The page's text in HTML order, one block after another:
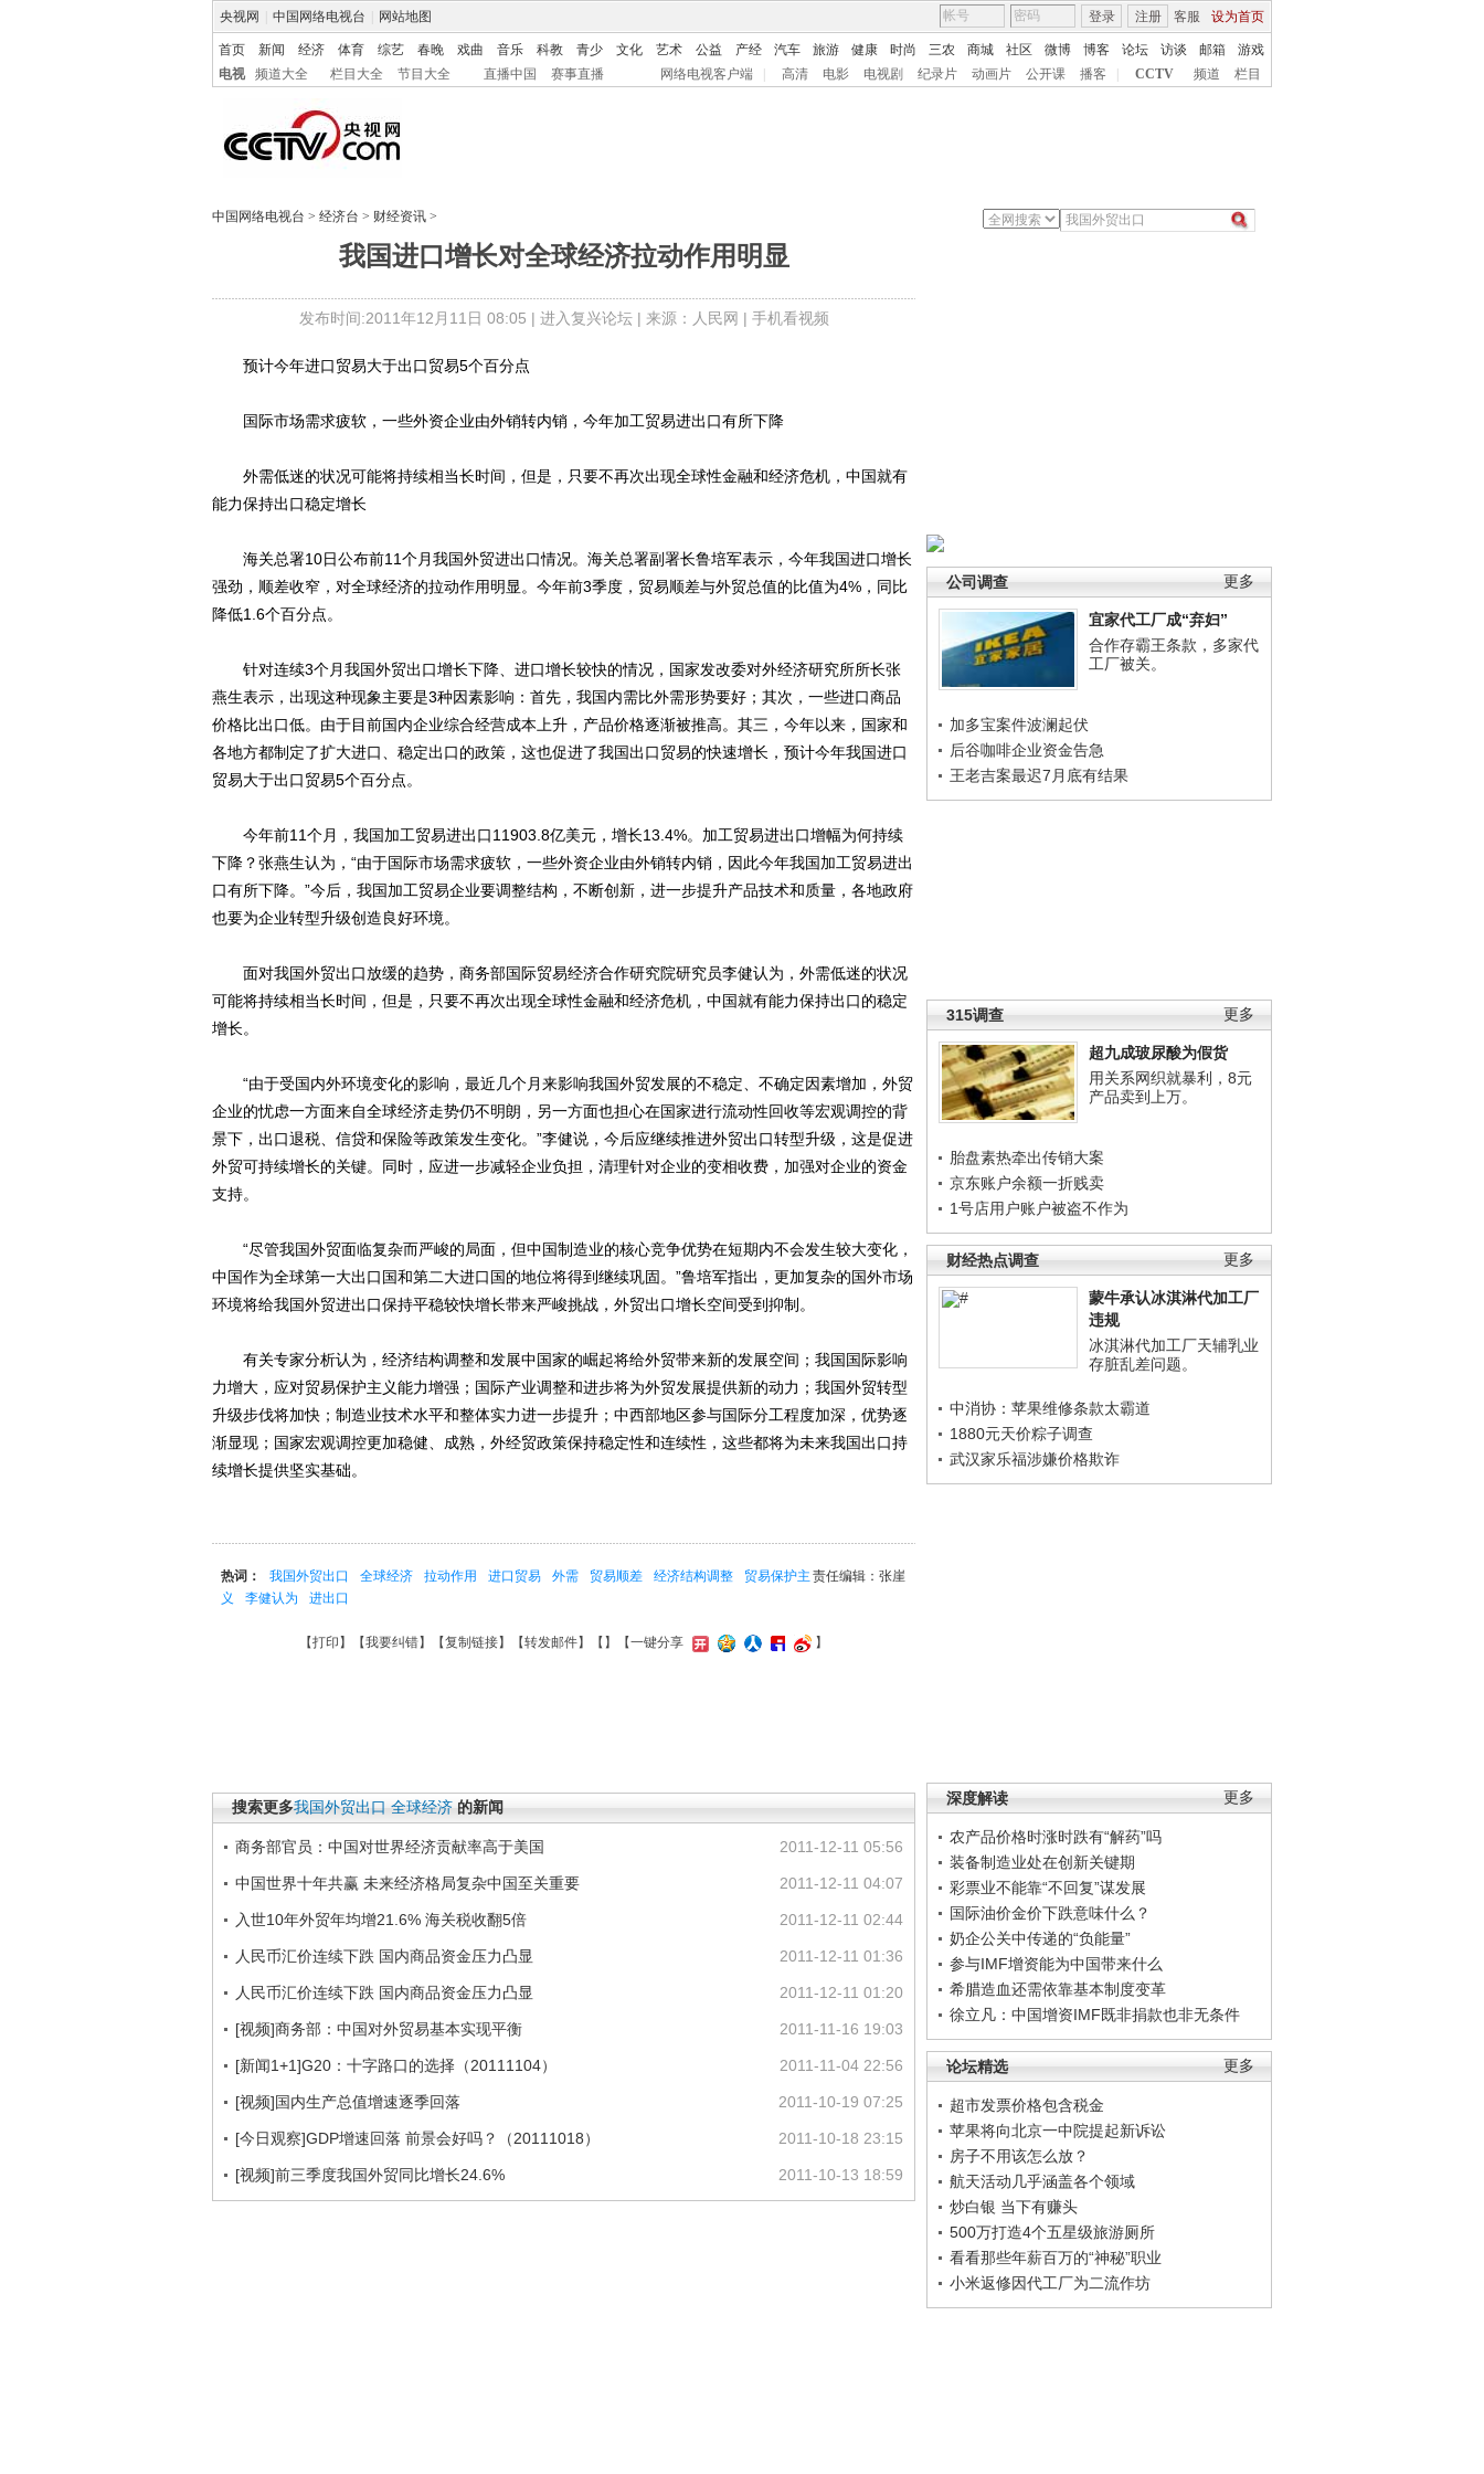
央视网 中国网络电视台 网站地图 客服 设为首页
登录 注册
首页 新闻 经济 体育 综艺 春晚 戏曲 音乐 科教 青少 文化 艺术 公益 产经 汽车 旅游 健康 时尚 三农 商城 社区 微博 博客 论坛 访谈 邮箱
游戏
电视
频道大全 栏目大全 节目大全 直播中国 赛事直播 网络电视客户端 高清 电影 电视剧 纪录片 动画片 公开课 播客 CCTV 频道 栏目
中国网络电视台 > 经济台 > 财经资讯 >
我国进口增长对全球经济拉动作用明显
发布时间:2011年12月11日 08:05 | 进入复兴论坛| 来源：人民网 | 手机看视频
更多
公司调查
宜家代工厂成“弃妇”
合作存霸王条款，多家代
工厂被关。
加多宝案件波澜起伏
后谷咖啡企业资金告急
王老吉案最迟7月底有结果
更多
315调查
超九成玻尿酸为假货
用关系网织就暴利，8元
产品卖到上万。
胎盘素热牵出传销大案
京东账户余额一折贱卖
1号店用户账户被盗不作为
更多
财经热点调查
蒙牛承认冰淇淋代加工厂
违规
冰淇淋代加工厂天辅乳业
存脏乱差问题。
中消协：苹果维修条款太霸道
1880元天价粽子调查
武汉家乐福涉嫌价格欺诈
更多
深度解读
农产品价格时涨时跌有“解药”吗
装备制造业处在创新关键期
彩票业不能靠“不回复”谋发展
国际油价金价下跌意味什么？
奶企公关中传递的“负能量”
参与IMF增资能为中国带来什么
希腊造血还需依靠基本制度变革
徐立凡：中国增资IMF既非捐款也非无条件
更多
论坛精选
超市发票价格包含税金
苹果将向北京一中院提起新诉讼
房子不用该怎么放？
航天活动几乎涵盖各个领域
炒白银 当下有赚头
500万打造4个五星级旅游厕所
看看那些年薪百万的“神秘”职业
小米返修因代工厂为二流作坊
预计今年进口贸易大于出口贸易5个百分点
国际市场需求疲软，一些外资企业由外销转内销，今年加工贸易进出口有所下降
外需低迷的状况可能将持续相当长时间，但是，只要不再次出现全球性金融和经济危机，中国就有
能力保持出口稳定增长
海关总署10日公布前11个月我国外贸进出口情况。海关总署副署长鲁培军表示，今年我国进口增长
强劲，顺差收窄，对全球经济的拉动作用明显。今年前3季度，贸易顺差与外贸总值的比值为4%，同比
降低1.6个百分点。
针对连续3个月我国外贸出口增长下降、进口增长较快的情况，国家发改委对外经济研究所所长张
燕生表示，出现这种现象主要是3种因素影响：首先，我国内需比外需形势要好；其次，一些进口商品
价格比出口低。由于目前国内企业综合经营成本上升，产品价格逐渐被推高。其三，今年以来，国家和
各地方都制定了扩大进口、稳定出口的政策，这也促进了我国出口贸易的快速增长，预计今年我国进口
贸易大于出口贸易5个百分点。
今年前11个月，我国加工贸易进出口11903.8亿美元，增长13.4%。加工贸易进出口增幅为何持续
下降？张燕生认为，“由于国际市场需求疲软，一些外资企业由外销转内销，因此今年我国加工贸易进出
口有所下降。”今后，我国加工贸易企业要调整结构，不断创新，进一步提升产品技术和质量，各地政府
也要为企业转型升级创造良好环境。
面对我国外贸出口放缓的趋势，商务部国际贸易经济合作研究院研究员李健认为，外需低迷的状况
可能将持续相当长时间，但是，只要不再次出现全球性金融和经济危机，中国就有能力保持出口的稳定
增长。
“由于受国内外环境变化的影响，最近几个月来影响我国外贸发展的不稳定、不确定因素增加，外贸
企业的忧虑一方面来自全球经济走势仍不明朗，另一方面也担心在国家进行流动性回收等宏观调控的背
景下，出口退税、信贷和保险等政策发生变化。”李健说，今后应继续推进外贸出口转型升级，这是促进
外贸可持续增长的关键。同时，应进一步减轻企业负担，清理针对企业的变相收费，加强对企业的资金
支持。
“尽管我国外贸面临复杂而严峻的局面，但中国制造业的核心竞争优势在短期内不会发生较大变化，
中国作为全球第一大出口国和第二大进口国的地位将得到继续巩固。”鲁培军指出，更加复杂的国外市场
环境将给我国外贸进出口保持平稳较快增长带来严峻挑战，外贸出口增长空间受到抑制。
有关专家分析认为，经济结构调整和发展中国家的崛起将给外贸带来新的发展空间；我国国际影响
力增大，应对贸易保护主义能力增强；国际产业调整和进步将为外贸发展提供新的动力；我国外贸转型
升级步伐将加快；制造业技术水平和整体实力进一步提升；中西部地区参与国际分工程度加深，优势逐
渐显现；国家宏观调控更加稳健、成熟，外经贸政策保持稳定性和连续性，这些都将为未来我国出口持
续增长提供坚实基础。
责任编辑：张崖
热词： 我国外贸出口 全球经济 拉动作用 进口贸易 外需 贸易顺差 经济结构调整
贸易保护主
义
李健认为 进出口
【打印 】【我要纠错】【复制链接】【转发邮件】【 】 【一键分享 】
搜索更多我国外贸出口 全球经济 的新闻
2011-12-11 05:56
商务部官员：中国对世界经济贡献率高于美国
2011-12-11 04:07
中国世界十年共赢 未来经济格局复杂中国至关重要
2011-12-11 02:44
入世10年外贸年均增21.6% 海关税收翻5倍
2011-12-11 01:36
人民币汇价连续下跌 国内商品资金压力凸显
2011-12-11 01:20
人民币汇价连续下跌 国内商品资金压力凸显
2011-11-16 19:03
[视频]商务部：中国对外贸易基本实现平衡
2011-11-04 22:56
[新闻1+1]G20：十字路口的选择（20111104）
2011-10-19 07:25
[视频]国内生产总值增速逐季回落
2011-10-18 23:15
[今日观察]GDP增速回落 前景会好吗？（20111018）
2011-10-13 18:59
[视频]前三季度我国外贸同比增长24.6%